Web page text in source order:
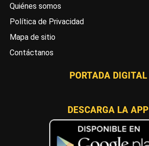
Quiénes somos
Política de Privacidad
Mapa de sitio
Contáctanos
PORTADA DIGITAL
DESCARGA LA APP